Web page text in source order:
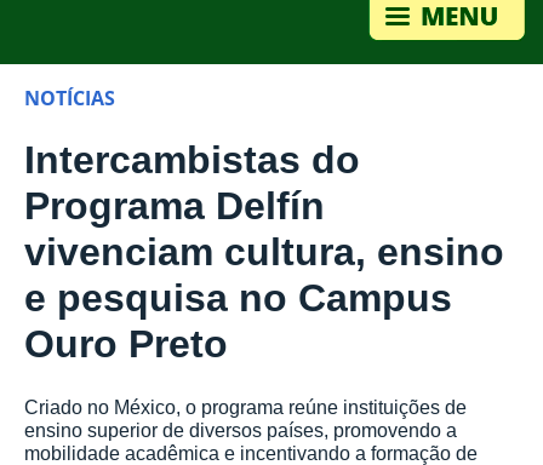
NOTÍCIAS
Intercambistas do
Programa Delfín
vivenciam cultura, ensino
e pesquisa no Campus
Ouro Preto
Criado no México, o programa reúne instituições de
ensino superior de diversos países, promovendo a
mobilidade acadêmica e incentivando a formação de